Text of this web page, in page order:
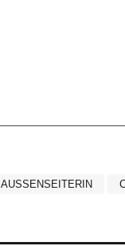
AUSSENSEITERIN